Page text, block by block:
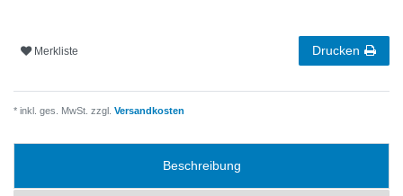
Merkliste Drucken
* inkl. ges. MwSt. zzgl. Versandkosten
Beschreibung